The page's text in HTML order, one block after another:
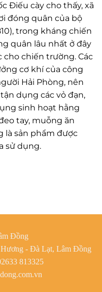
Điếu cày cho thấy, xã
đóng quân của bộ
trong kháng chiến
quân lâu nhất ở đây
chiến trường. Các
cơ khí của công
Hải Phòng, nên
dụng các vỏ đạn,
sinh hoạt hằng
tay, muỗng ăn
là sản phẩm được
sử dụng.
Đồng
- Đà Lạt, Lâm Đồng
813325